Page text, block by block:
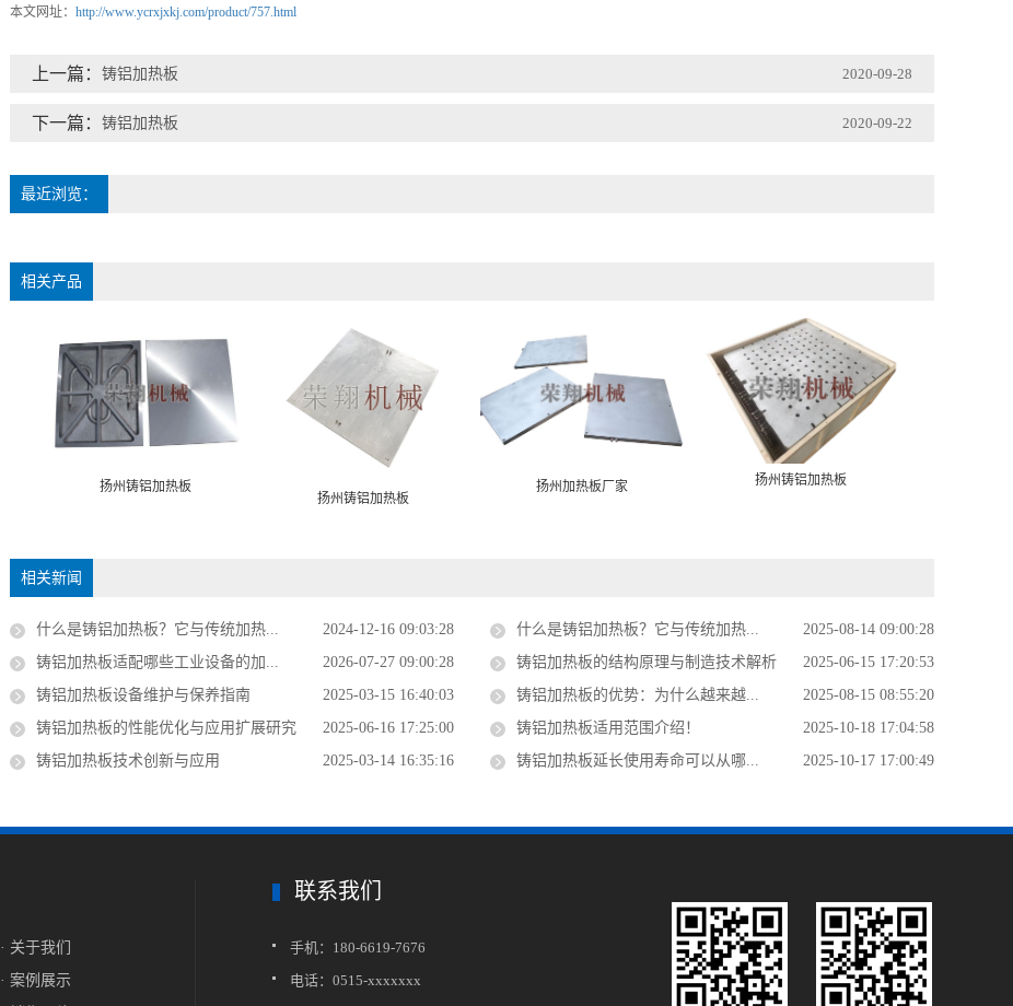
本文网址： http://www.ycrxjxkj.com/product/757.html
上一篇： 铸铝加热板 2020-09-28
下一篇： 铸铝加热板 2020-09-22
最近浏览：
相关产品
扬州铸铝加热板
扬州铸铝加热板
扬州加热板厂家 扬州铸铝加热板
相关新闻
什么是铸铝加热板？它与传统加热... 2024-12-16 09:03:28 什么是铸铝加热板？它与传统加热...
2025-08-14 09:00:28
铸铝加热板适配哪些工业设备的加...
2026-07-27 09:00:28 铸铝加热板的结构原理与制造技术解析
2025-06-15 17:20:53
铸铝加热板设备维护与保养指南
2025-03-15 16:40:03 铸铝加热板的优势：为什么越来越...
2025-08-15 08:55:20
铸铝加热板的性能优化与应用扩展研究
2025-06-16 17:25:00 铸铝加热板适用范围介绍！
2025-10-18 17:04:58
铸铝加热板技术创新与应用
2025-03-14 16:35:16 铸铝加热板延长使用寿命可以从哪... 2025-10-17 17:00:49
· 关于我们
· 案例展示
联系我们
手机：180-6619-7676
电话：0515-xxxxxxx